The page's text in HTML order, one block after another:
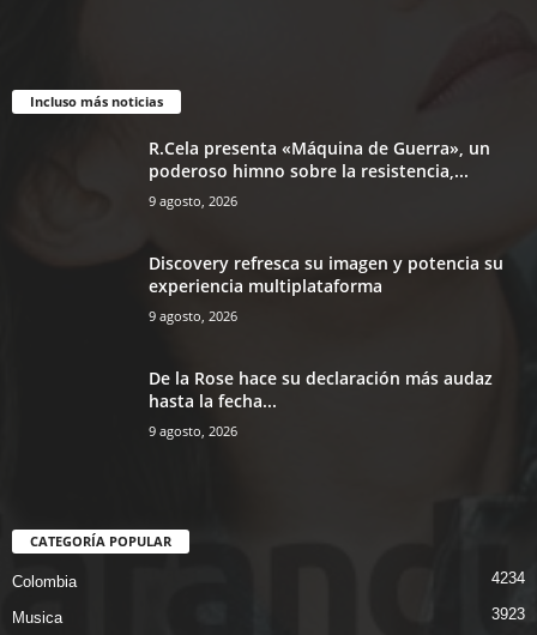
Incluso más noticias
R.Cela presenta «Máquina de Guerra», un
poderoso himno sobre la resistencia,...
9 agosto, 2026
Discovery refresca su imagen y potencia su
experiencia multiplataforma
9 agosto, 2026
De la Rose hace su declaración más audaz
hasta la fecha...
9 agosto, 2026
CATEGORÍA POPULAR
Colombia 4234
Musica 3923